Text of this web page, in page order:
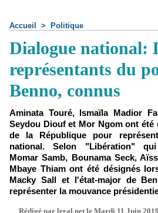
Accueil > Politique
Dialogue national:
représentants du
Benno, connus
Aminata Touré, Ismaïla Madior
Seydou Diouf et Mor Ngom ont
de la République pour
national. Selon "Libération"
Momar Samb, Bounama Seck,
Mbaye Thiam ont été désignés
Macky Sall et l'état-major de
représenter la mouvance
Rédigé par leral.net le Mardi 11 Juin